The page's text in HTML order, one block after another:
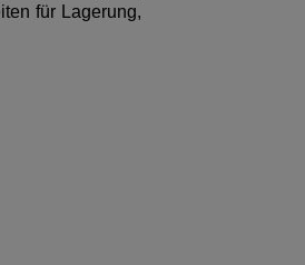
für Lagerung,